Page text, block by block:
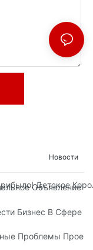
Новости
Детское
Объявление |
В
Бизнес В Сфере
Проблемы